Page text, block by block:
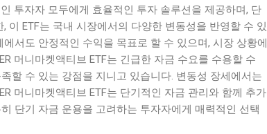
투자자 모두에게 효율적인 투자 솔루션을 제공하며, 단
ETF는 국내 시장에서의 다양한 변동성을 반영할 수 있
서도 안정적인 수익을 목표로 할 수 있으며, 시장 상황에
머니마켓액티브 ETF는 긴급한 자금 수요를 수용할 수
할 수 있는 강점을 지니고 있습니다. 변동성 장세에서는
머니마켓액티브 ETF는 단기적인 자금 관리와 함께 추가
단기 자금 운용을 고려하는 투자자에게 매력적인 선택